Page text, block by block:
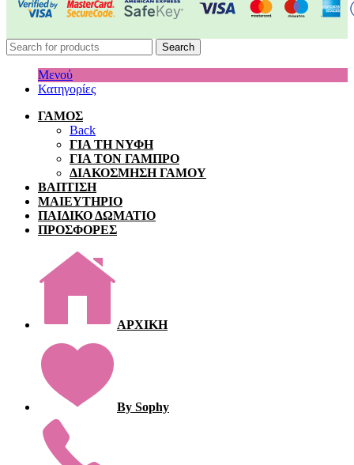
Search
Μενού
Κατηγορίες
ΓΑΜΟΣ
Back
ΓΙΑ ΤΗ ΝΥΦΗ
ΓΙΑ ΤΟΝ ΓΑΜΠΡΟ
ΔΙΑΚΟΣΜΗΣΗ ΓΑΜΟΥ
ΒΑΠΤΙΣΗ
ΜΑΙΕΥΤΗΡΙΟ
ΠΑΙΔΙΚΟ ΔΩΜΑΤΙΟ
ΠΡΟΣΦΟΡΕΣ
ΑΡΧΙΚΗ
By Sophy